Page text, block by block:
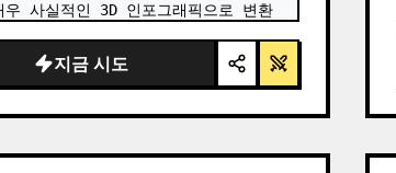
우 사실적인 3D 인포그래픽으로 변환
교체하고 모든 생물을 고화질 실사
델로 업그레이드하세요.",
style\"
지금 시도